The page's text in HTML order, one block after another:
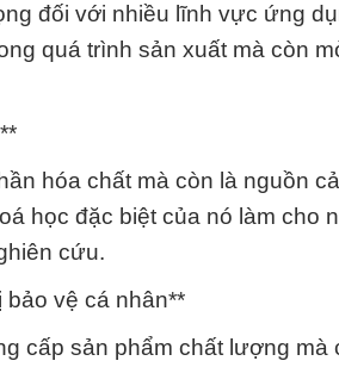
đối với nhiều lĩnh vực ứng
quá trình sản xuất mà còn
hóa chất mà còn là nguồn
học đặc biệt của nó làm cho
cứu.
bảo vệ cá nhân**
cấp sản phẩm chất lượng mà